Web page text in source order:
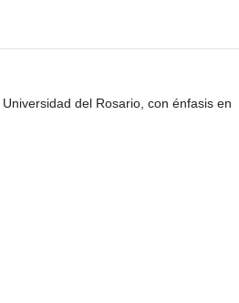
del Rosario, con énfasis en